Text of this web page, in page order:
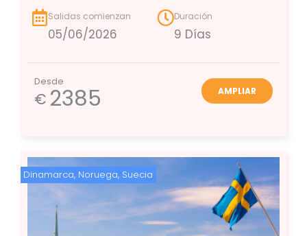
Salidas comienzan
05/06/2026
Duración
9 Días
Desde
€ 2385 AMPLIAR
Dinamarca, Noruega, Suecia